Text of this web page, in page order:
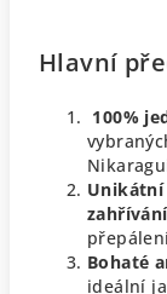
Hlavní
100%
Unikátní
Bohaté
ideální